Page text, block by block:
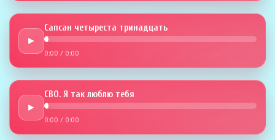
►
Сапсан четыреста тринадцать
0:00 / 0:00
►
СВО. Я так люблю тебя
0:00 / 0:00